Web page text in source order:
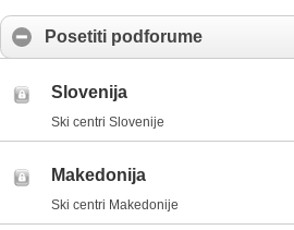
Posetiti podforume
Slovenija
Ski centri Slovenije
Makedonija
Ski centri Makedonije